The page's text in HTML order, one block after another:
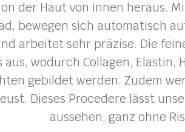
der Haut von innen heraus.
bewegen sich automatisch
arbeitet sehr präzise. Die
wodurch Collagen, Elastin,
gebildet werden. Zudem
Dieses Procedere lässt
aussehen, ganz ohne